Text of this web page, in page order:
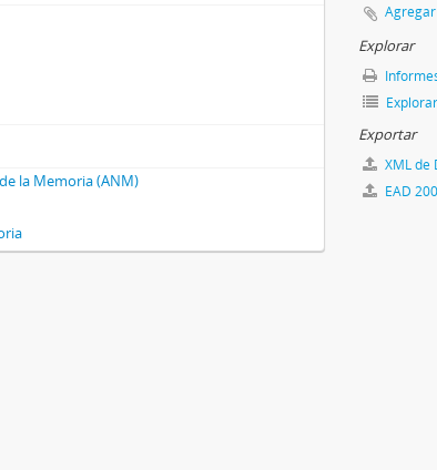
la Memoria (ANM)
Agregar
Explorar
Exportar
XML de
EAD